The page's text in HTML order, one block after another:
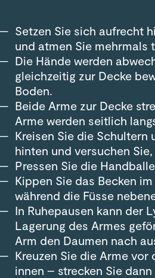
Setzen Sie sich aufrecht
und atmen Sie mehrmals
Die Hände werden
gleichzeitig zur Decke
Boden.
Beide Arme zur Decke
Arme werden seitlich
Kreisen Sie die
hinten und versuchen
Pressen Sie die
Kippen Sie das Becken
während die Füsse
In Ruhepausen kann der
Lagerung des Armes
Arm den Daumen nach
Kreuzen Sie die Arme vor
innen – strecken Sie